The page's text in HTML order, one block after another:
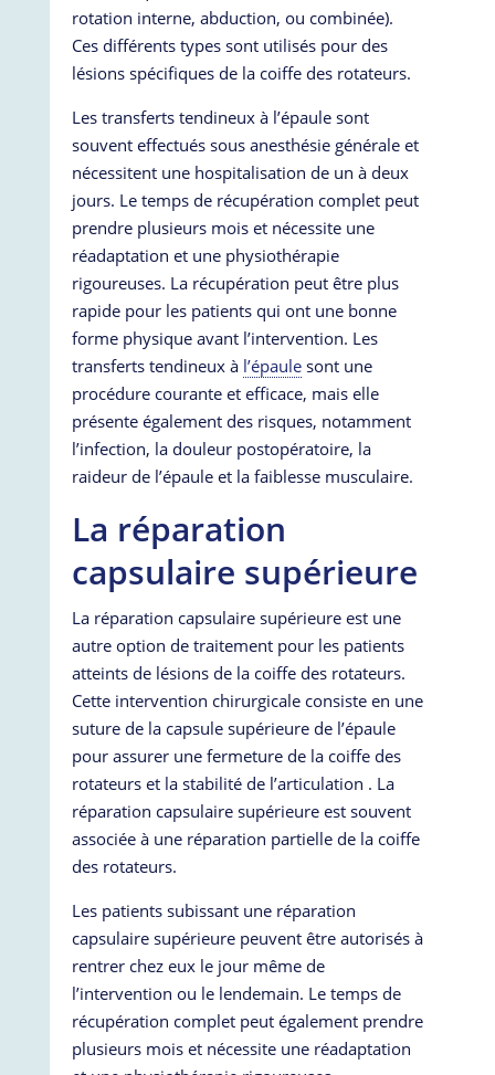
rotation interne, abduction, ou combinée).
Ces différents types sont utilisés pour des
lésions spécifiques de la coiffe des rotateurs.
Les transferts tendineux à l’épaule sont
souvent effectués sous anesthésie générale et
nécessitent une hospitalisation de un à deux
jours. Le temps de récupération complet peut
prendre plusieurs mois et nécessite une
réadaptation et une physiothérapie
rigoureuses. La récupération peut être plus
rapide pour les patients qui ont une bonne
forme physique avant l’intervention. Les
transferts tendineux à l’épaulesont une
procédure courante et efficace, mais elle
présente également des risques, notamment
l’infection, la douleur postopératoire, la
raideur de l’épaule et la faiblesse musculaire.
La réparation
capsulaire supérieure
La réparation capsulaire supérieure est une
autre option de traitement pour les patients
atteints de lésions de la coiffe des rotateurs.
Cette intervention chirurgicale consiste en une
suture de la capsule supérieure de l’épaule
pour assurer une fermeture de la coiffe des
rotateurs et la stabilité de l’articulation . La
réparation capsulaire supérieure est souvent
associée à une réparation partielle de la coiffe
des rotateurs.
Les patients subissant une réparation
capsulaire supérieure peuvent être autorisés à
rentrer chez eux le jour même de
l’intervention ou le lendemain. Le temps de
récupération complet peut également prendre
plusieurs mois et nécessite une réadaptation